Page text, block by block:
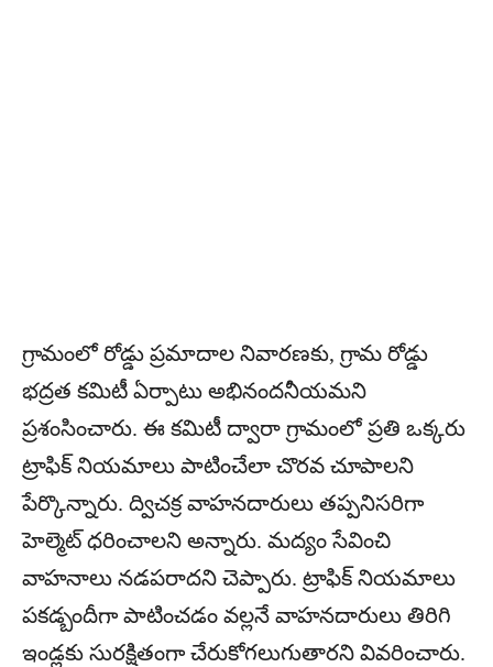
గ్రామంలో రోడ్డు ప్రమాదాల నివారణకు, గ్రామ రోడ్డు
భద్రత కమిటీ ఏర్పాటు అభినందనీయమని
ప్రశంసించారు. ఈ కమిటీ ద్వారా గ్రామంలో ప్రతి ఒక్కరు
ట్రాఫిక్ నియమాలు పాటించేలా చొరవ చూపాలని
పేర్కొన్నారు. ద్విచక్ర వాహనదారులు తప్పనిసరిగా
హెల్మెట్ ధరించాలని అన్నారు. మద్యం సేవించి
వాహనాలు నడపరాదని చెప్పారు. ట్రాఫిక్ నియమాలు
పకడ్బందీగా పాటించడం వల్లనే వాహనదారులు తిరిగి
ఇండ్లకు సురక్షితంగా చేరుకోగలుగుతారని వివరించారు.